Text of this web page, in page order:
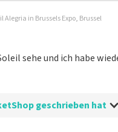
Alegria in Brussels Expo, Brussel
sehe und ich habe
geschrieben hat